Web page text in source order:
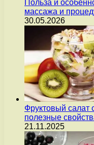
Польза и
массажа и
30.05.2026
Фруктовый салат
полезные
21.11.2025